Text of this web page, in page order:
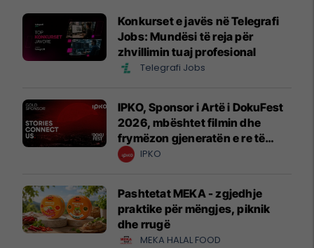
Konkurset e javës në Telegrafi
Jobs: Mundësi të reja për
zhvillimin tuaj profesional
Telegrafi Jobs
IPKO, Sponsor i Artë i DokuFest
2026, mbështet filmin dhe
frymëzon gjeneratën e re të
krijuesve
IPKO
Pashtetat MEKA - zgjedhje
praktike për mëngjes, piknik
dhe rrugë
MEKA HALAL FOOD